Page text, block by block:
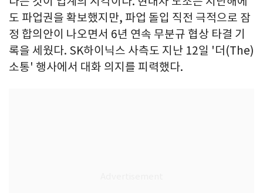
도 파업권을 확보했지만, 파업 돌입 직전 극적으로 잠
정 합의안이 나오면서 6년 연속 무분규 협상 타결 기
록을 세웠다. SK하이닉스 사측도 지난 12일 '더(The)
소통' 행사에서 대화 의지를 피력했다.